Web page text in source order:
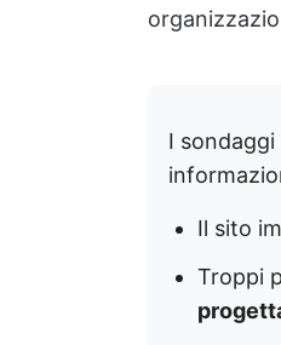
I
Il sito
Troppi